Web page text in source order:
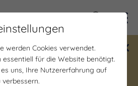
Date mit Saale-
vom 1.7. - 18.12.
werden Cookies verwendet.
essentiell für die Website benötigt.
uns, Ihre Nutzererfahrung auf